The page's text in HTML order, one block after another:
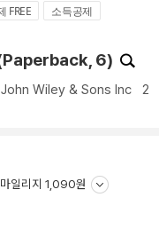
FREE
소득공제
6)
John Wiley & Sons Inc 2
마일리지 1,090원